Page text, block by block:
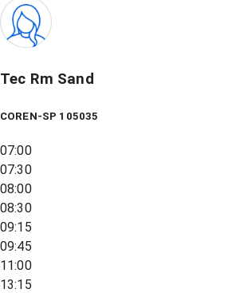
Tec Rm Sand
COREN-SP 105035
07:00
07:30
08:00
08:30
09:15
09:45
11:00
13:15